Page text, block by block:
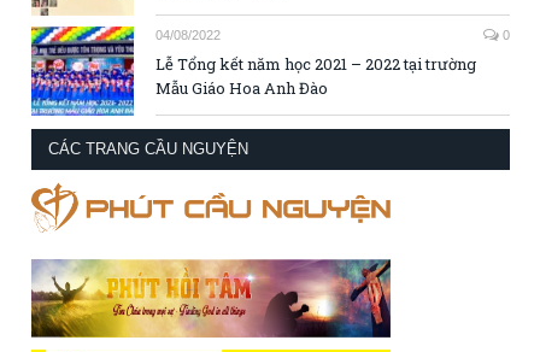
04/08/2022 0
Lễ Tổng kết năm học 2021 – 2022 tại trường
Mẫu Giáo Hoa Anh Đào
CÁC TRANG CẦU NGUYỆN